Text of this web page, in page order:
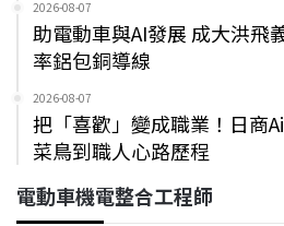
2026-08-07
助電動車與AI發展 成大洪飛
率鋁包銅導線
2026-08-07
把「喜歡」變成職業！日商
菜鳥到職人心路歷程
電動車機電整合工程師